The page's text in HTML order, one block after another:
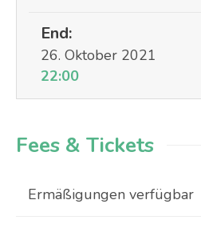
End:
26. Oktober 2021
22:00
Fees & Tickets
Ermäßigungen verfügbar